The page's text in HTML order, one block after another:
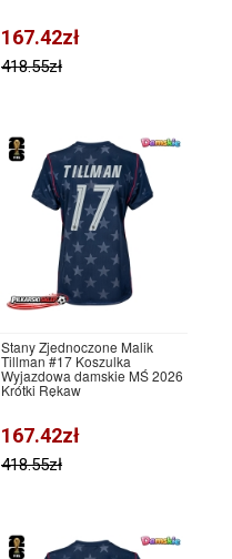
167.42zł
418.55zł
Stany Zjednoczone Malik
Tillman #17 Koszulka
Wyjazdowa damskie MŚ 2026
Krótki Rękaw
167.42zł
418.55zł